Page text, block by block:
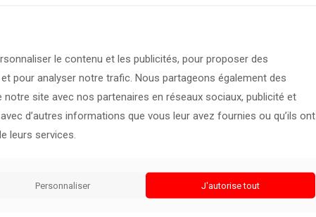
cette analyse.
le contenu et les publicités, pour proposer des
pour analyser notre trafic. Nous partageons également des
site avec nos partenaires en réseaux sociaux, publicité et
d’autres informations que vous leur avez fournies ou qu’ils ont
leurs services.
Personnaliser J'autorise tout